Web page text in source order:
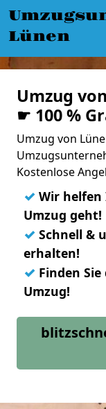
Lünen
Umzug
☛ 100 %
Umzug von
Kostenlose
✓ Wir
Umzug geht!
✓ Schnell &
erhalten!
✓ Finden
Umzug!